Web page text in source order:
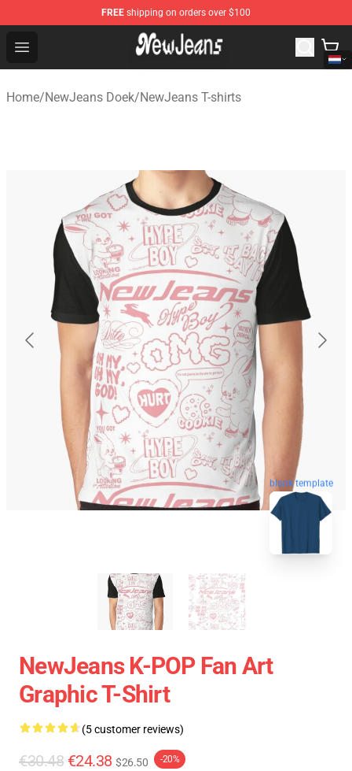
FREE shipping on orders over $100
Open menu
NewJeans Store - Official NewJeans Merchandise Shop
Home/NewJeans Doek/NewJeans T-shirts
blank template
NewJeans K-POP Fan Art
Graphic T-Shirt
(5 customer reviews)
€30.48 €24.38 $26.50 -20%